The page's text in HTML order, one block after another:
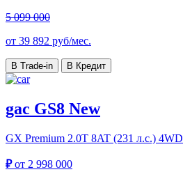
5 099 000
от 39 892 руб/мес.
В Trade-in В Кредит
gac GS8 New
GX Premium 2.0T 8AT (231 л.с.) 4WD
₽от 2 998 000